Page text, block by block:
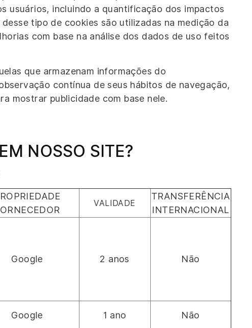
usuários, incluindo a quantificação dos impactos
tipo de cookies são utilizadas na medição da
com base na análise dos dados de uso feitos
que armazenam informações do
contínua de seus hábitos de navegação,
mostrar publicidade com base nele.
NOSSO SITE?
VALIDADE
TRANSFERÊNCIA
INTERNACIONAL
Google 2 anos Não
Google 1 ano Não